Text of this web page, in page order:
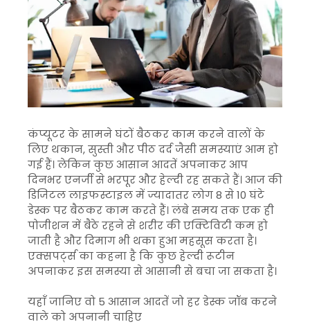
कंप्यूटर के सामने घंटों बैठकर काम करने वालों के
लिए थकान, सुस्ती और पीठ दर्द जैसी समस्याएं आम हो
गई हैं। लेकिन कुछ आसान आदतें अपनाकर आप
दिनभर एनर्जी से भरपूर और हेल्दी रह सकते हैं। आज की
डिजिटल लाइफस्टाइल में ज्यादातर लोग 8 से 10 घंटे
डेस्क पर बैठकर काम करते हैं। लंबे समय तक एक ही
पोजीशन में बैठे रहने से शरीर की एक्टिविटी कम हो
जाती है और दिमाग भी थका हुआ महसूस करता है।
एक्सपर्ट्स का कहना है कि कुछ हेल्दी रूटीन
अपनाकर इस समस्या से आसानी से बचा जा सकता है।
यहाँ जानिए वो 5 आसान आदतें जो हर डेस्क जॉब करने
वाले को अपनानी चाहिए